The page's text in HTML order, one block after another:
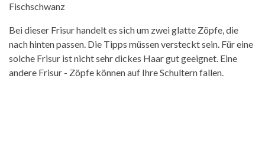
Fischschwanz
Bei dieser Frisur handelt es sich um zwei glatte Zöpfe, die
nach hinten passen. Die Tipps müssen versteckt sein. Für eine
solche Frisur ist nicht sehr dickes Haar gut geeignet. Eine
andere Frisur - Zöpfe können auf Ihre Schultern fallen.